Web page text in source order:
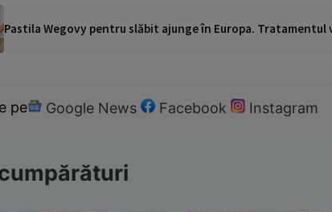
Pastila Wegovy pentru slăbit ajunge în Europa. Tratamentul
pe Google News Facebook Instagram